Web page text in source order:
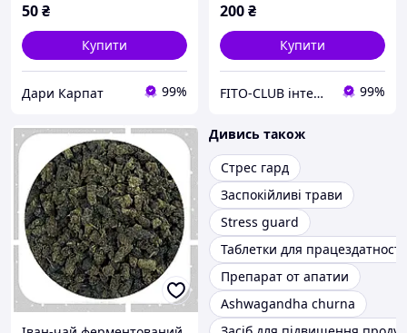
50₴
Купити
Дари Карпат 99%
200₴
Купити
FITO-CLUB інтернет-магазин 99%
Дивись також
Стрес гард
Заспокійливі трави
Stress guard
Таблетки для працездатності
Препарат от апатии
Ashwagandha churna